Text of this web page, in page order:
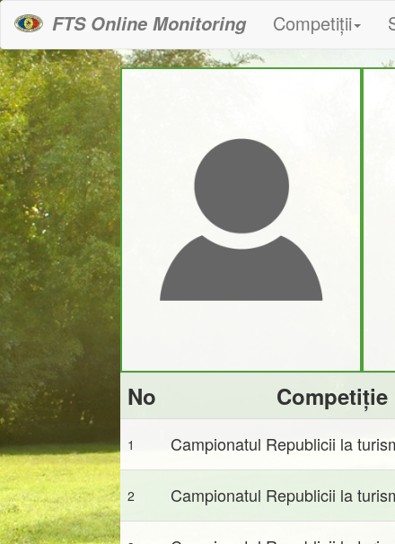
FTS Online Monitoring Competiții
No Competiție
1 Campionatul Republicii la
2 Campionatul Republicii la